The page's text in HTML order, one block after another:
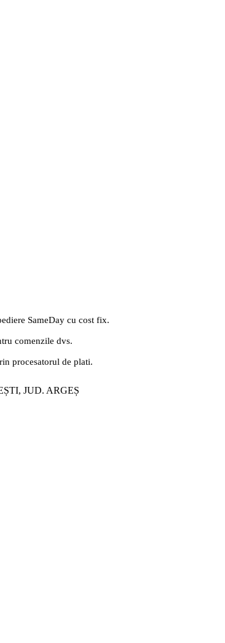
SameDay cu cost fix.
comenzile dvs.
procesatorul de plati.
JUD. ARGEȘ